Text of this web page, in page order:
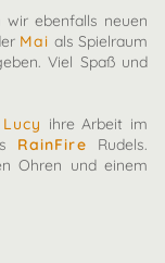
wir ebenfalls neuen
Mai als Spielraum
Viel Spaß und
Lucy ihre Arbeit im
RainFire Rudels.
Ohren und einem